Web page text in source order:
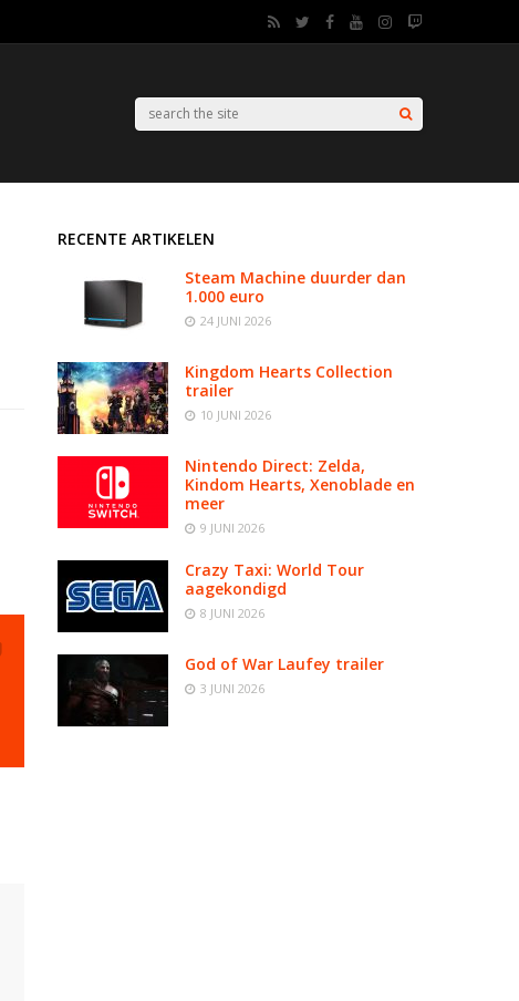
RECENTE ARTIKELEN
Steam Machine duurder dan
1.000 euro
24 JUNI 2026
Kingdom Hearts Collection
trailer
10 JUNI 2026
Nintendo Direct: Zelda,
Kindom Hearts, Xenoblade en
meer
9 JUNI 2026
Crazy Taxi: World Tour
aagekondigd
8 JUNI 2026
God of War Laufey trailer
3 JUNI 2026